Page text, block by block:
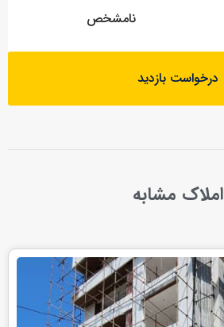
نامشخص
درخواست بازدید
املاک مشابه